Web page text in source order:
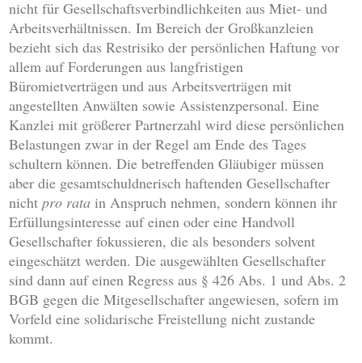
nicht für Gesellschaftsverbindlichkeiten aus Miet- und
Arbeitsverhältnissen. Im Bereich der Großkanzleien
bezieht sich das Restrisiko der persönlichen Haftung vor
allem auf Forderungen aus langfristigen
Büromietverträgen und aus Arbeitsverträgen mit
angestellten Anwälten sowie Assistenzpersonal. Eine
Kanzlei mit größerer Partnerzahl wird diese persönlichen
Belastungen zwar in der Regel am Ende des Tages
schultern können. Die betreffenden Gläubiger müssen
aber die gesamtschuldnerisch haftenden Gesellschafter
nichtpro rata in Anspruch nehmen, sondern können ihr
Erfüllungsinteresse auf einen oder eine Handvoll
Gesellschafter fokussieren, die als besonders solvent
eingeschätzt werden. Die ausgewählten Gesellschafter
sind dann auf einen Regress aus § 426 Abs. 1 und Abs. 2
BGB gegen die Mitgesellschafter angewiesen, sofern im
Vorfeld eine solidarische Freistellung nicht zustande
kommt.